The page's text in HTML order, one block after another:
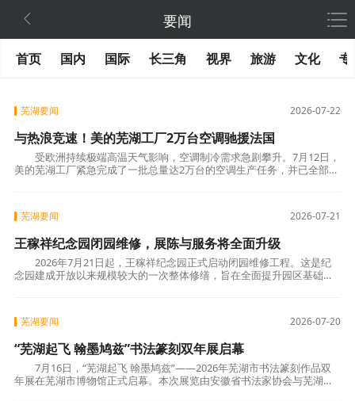
 要闻
首页 国内 国际 长三角 视界 旅游 文化 专
2026-07-22
芜湖要闻
与热浪竞速！美的芜湖工厂2万台空调驰援法国
受欧洲持续极端高温天气影响，空调制冷需求急剧攀升。7月12日，
美的芜湖工厂紧急完成了一批总量达2万台的空调生产任务，并已全部装
2026-07-21
芜湖要闻
王稼祥纪念园闭园维修，展陈与服务将全面升级
2026年7月21日起，王稼祥纪念园正式启动闭园维修工程。这是纪
念园建成开放以来规模较大的一次整体修缮，旨在全面提升园区基础设
2026-07-20
芜湖要闻
“芜湖起飞 翰墨鸠兹”书法篆刻双年展启幕
7月16日，“芜湖起飞 翰墨鸠兹”——2026年芜湖市书法篆刻作品双
年展在芜湖市博物馆正式启幕。本次展览由安徽省书法家协会与芜湖市